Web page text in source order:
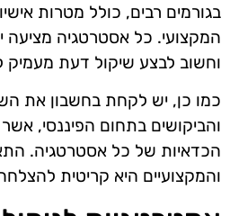
בגורמים רבים, כולל מטרות
המקצועי. כל אסטרטגיה מציעה
וחשוב לבצע שיקול דעת
כמו כן, יש לקחת בחשבון את
והביקושים בתחום הפיננסי,
הכדאיות של כל אסטרטגיה.
והמקצועיים היא קריטית